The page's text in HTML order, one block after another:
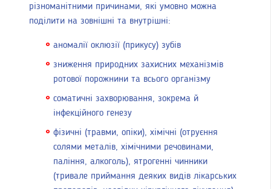
різноманітними причинами, які умовно можна
поділити на зовнішні та внутрішні:
аномалії оклюзії (прикусу) зубів
зниження природних захисних механізмів
ротової порожнини та всього організму
соматичні захворювання, зокрема й
інфекційного генезу
фізичні (травми, опіки), хімічні (отруєння
солями металів, хімічними речовинами,
паління, алкоголь), ятрогенні чинники
(тривале приймання деяких видів лікарських